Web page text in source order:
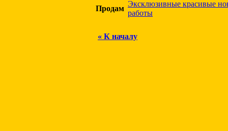
Продам
Эксклюзивные красивые
работы
« К началу